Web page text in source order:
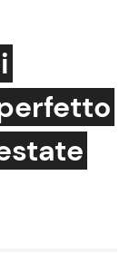
e TV
VIP